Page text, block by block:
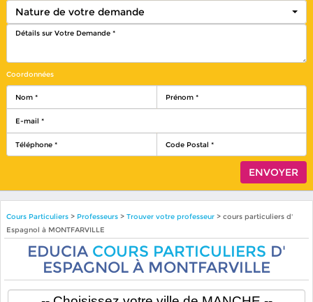
Nature de votre demande
Coordonnées
Cours Particuliers> Professeurs > Trouver votre professeur> cours particuliers d'
Espagnol à MONTFARVILLE
EDUCIA COURS PARTICULIERS D'
ESPAGNOL À MONTFARVILLE